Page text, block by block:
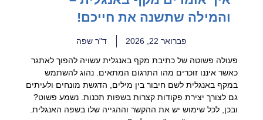
והמילה שתשנה את חייכם!
פברואר 22, 2026 ד"ר שפה
פעולה פשוטה של כתיבת מקף באנגלית עשויה להפוך לאתגר
כאשר איננו זוכרים מהו התרגום המתאים. נהוג להשתמש
במקף באנגלית לשם חיבור בין מילים, הדגשת מונחים ולעיתים
גם לצורך יצירת פקודות קצרות בשפות תכנות. נשמע פשוט?
ובכן, לכל שימוש יש את ההקשר וההגייה שלו בשפה האנגלית.